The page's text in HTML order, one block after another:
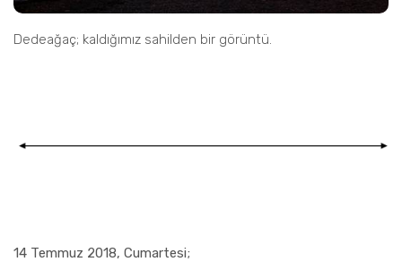
Dedeağaç; kaldığımız sahilden bir görüntü.
14 Temmuz 2018, Cumartesi;